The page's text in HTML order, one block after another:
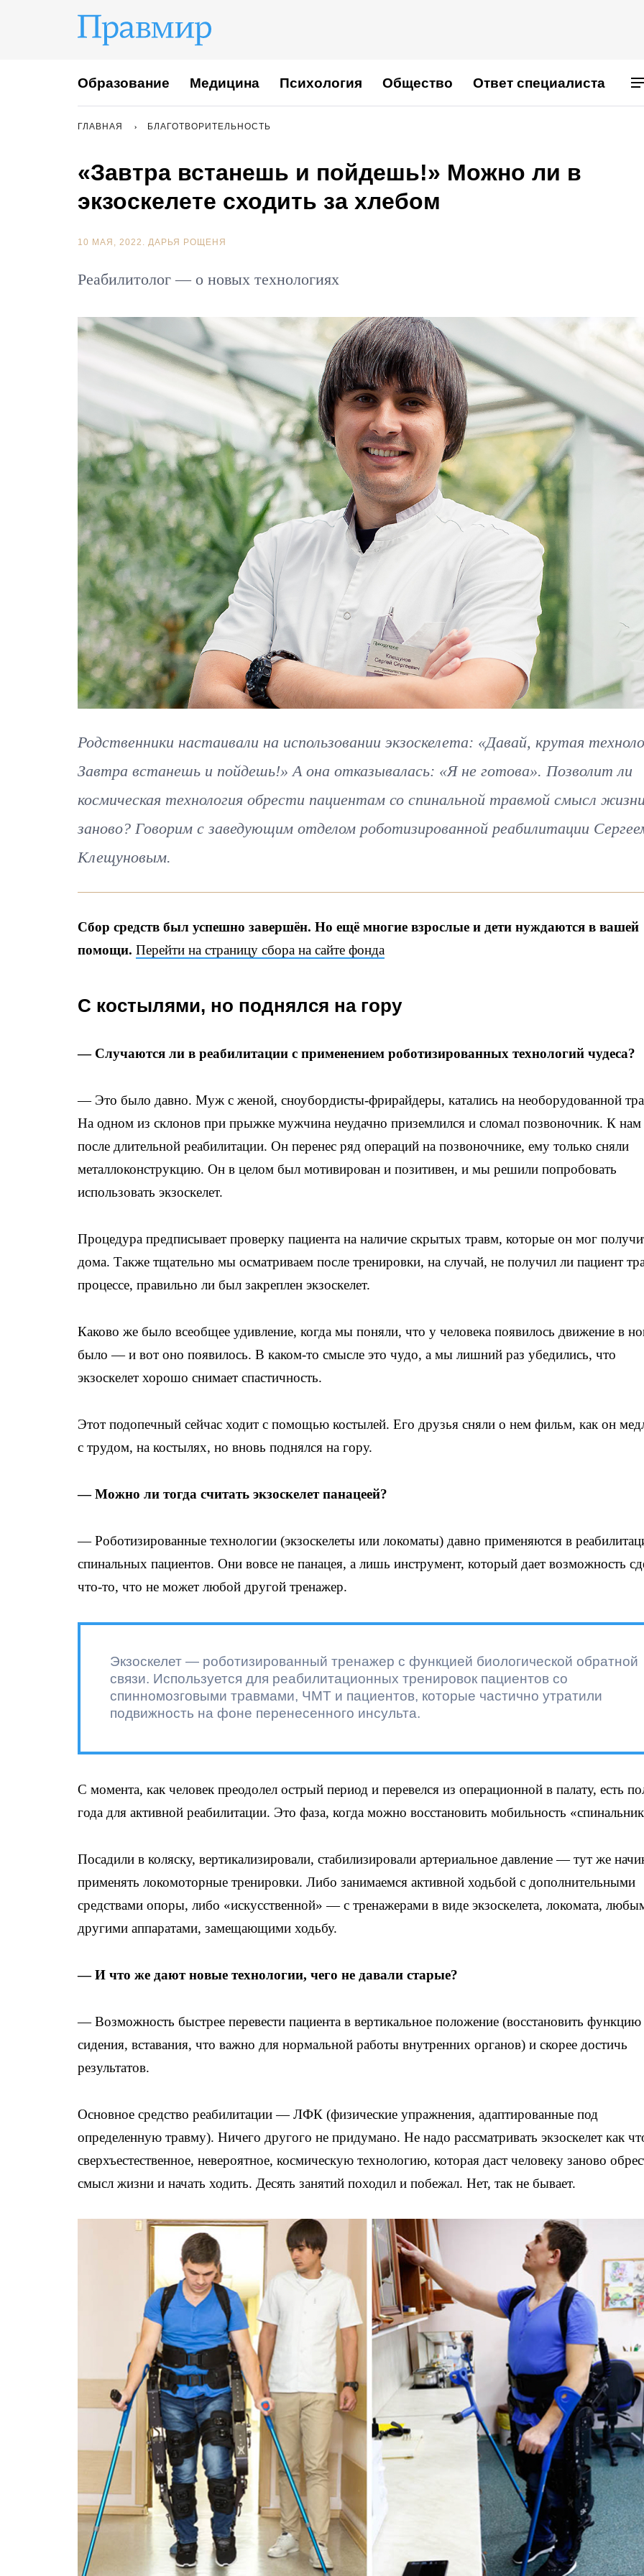
Образование Медицина Психология Общество Ответ специалиста
ГЛАВНАЯ БЛАГОТВОРИТЕЛЬНОСТЬ
«Завтра встанешь и пойдешь!» Можно ли в
экзоскелете сходить за хлебом
10 МАЯ, 2022. ДАРЬЯ РОЩЕНЯ
Реабилитолог — о новых технологиях
Родственники настаивали на использовании экзоскелета: «Давай, крутая
Завтра встанешь и пойдешь!» А она отказывалась: «Я не готова». Позволит ли
космическая технология обрести пациентам со спинальной травмой смысл жизни
заново? Говорим с заведующим отделом роботизированной реабилитации
Клещуновым.
Сбор средств был успешно завершён. Но ещё многие взрослые и дети нуждаются в вашей
помощи. Перейти на страницу сбора на сайте фонда
С костылями, но поднялся на гору
— Случаются ли в реабилитации с применением роботизированных технологий чудеса?
— Это было давно. Муж с женой, сноубордисты-фрирайдеры, катались на необорудованной
На одном из склонов при прыжке мужчина неудачно приземлился и сломал позвоночник. К нам
после длительной реабилитации. Он перенес ряд операций на позвоночнике, ему только сняли
металлоконструкцию. Он в целом был мотивирован и позитивен, и мы решили попробовать
использовать экзоскелет.
Процедура предписывает проверку пациента на наличие скрытых травм, которые он мог
дома. Также тщательно мы осматриваем после тренировки, на случай, не получил ли пациент
процессе, правильно ли был закреплен экзоскелет.
Каково же было всеобщее удивление, когда мы поняли, что у человека появилось движение в
было — и вот оно появилось. В каком-то смысле это чудо, а мы лишний раз убедились, что
экзоскелет хорошо снимает спастичность.
Этот подопечный сейчас ходит с помощью костылей. Его друзья сняли о нем фильм, как он
с трудом, на костылях, но вновь поднялся на гору.
— Можно ли тогда считать экзоскелет панацеей?
— Роботизированные технологии (экзоскелеты или локоматы) давно применяются в
спинальных пациентов. Они вовсе не панацея, а лишь инструмент, который дает возможность
что-то, что не может любой другой тренажер.
Экзоскелет — роботизированный тренажер с функцией биологической обратной
связи. Используется для реабилитационных тренировок пациентов со
спинномозговыми травмами, ЧМТ и пациентов, которые частично утратили
подвижность на фоне перенесенного инсульта.
С момента, как человек преодолел острый период и перевелся из операционной в палату, есть
года для активной реабилитации. Это фаза, когда можно восстановить мобильность
Посадили в коляску, вертикализировали, стабилизировали артериальное давление — тут же
применять локомоторные тренировки. Либо занимаемся активной ходьбой с дополнительными
средствами опоры, либо «искусственной» — с тренажерами в виде экзоскелета, локомата,
другими аппаратами, замещающими ходьбу.
— И что же дают новые технологии, чего не давали старые?
— Возможность быстрее перевести пациента в вертикальное положение (восстановить функцию
сидения, вставания, что важно для нормальной работы внутренних органов) и скорее достичь
результатов.
Основное средство реабилитации — ЛФК (физические упражнения, адаптированные под
определенную травму). Ничего другого не придумано. Не надо рассматривать экзоскелет как
сверхъестественное, невероятное, космическую технологию, которая даст человеку заново
смысл жизни и начать ходить. Десять занятий походил и побежал. Нет, так не бывает.